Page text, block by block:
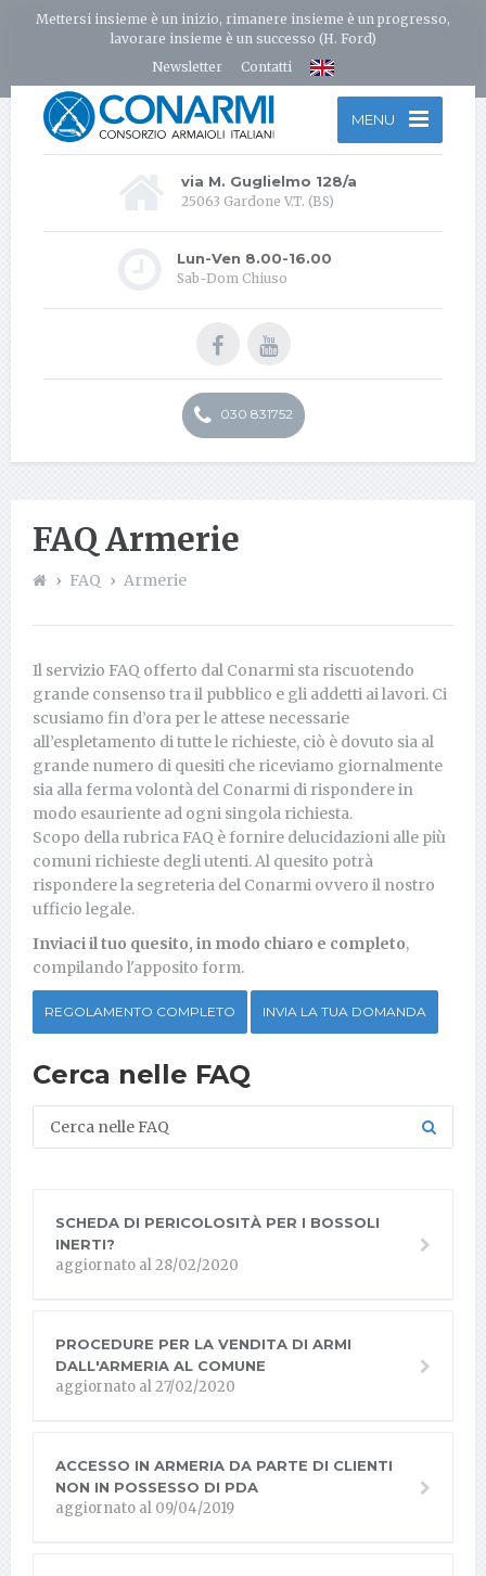
Mettersi insieme è un inizio, rimanere insieme è un progresso,
lavorare insieme è un successo (H. Ford)
Newsletter
Contatti
MENU
via M. Guglielmo 128/a
25063 Gardone V.T. (BS)
Lun-Ven 8.00-16.00
Sab-Dom Chiuso
030 831752
FAQ Armerie
FAQ Armerie
Il servizio FAQ offerto dal Conarmi sta riscuotendo
grande consenso tra il pubblico e gli addetti ai lavori. Ci
scusiamo fin d’ora per le attese necessarie
all’espletamento di tutte le richieste, ciò è dovuto sia al
grande numero di quesiti che riceviamo giornalmente
sia alla ferma volontà del Conarmi di rispondere in
modo esauriente ad ogni singola richiesta.
Scopo della rubrica FAQ è fornire delucidazioni alle più
comuni richieste degli utenti. Al quesito potrà
rispondere la segreteria del Conarmi ovvero il nostro
ufficio legale.
Inviaci il tuo quesito, in modo chiaro e completo,
compilando l'apposito form.
REGOLAMENTO COMPLETO INVIA LA TUA DOMANDA
Cerca nelle FAQ
SCHEDA DI PERICOLOSITÀ PER I BOSSOLI
INERTI?
aggiornato al 28/02/2020
PROCEDURE PER LA VENDITA DI ARMI
DALL'ARMERIA AL COMUNE
aggiornato al 27/02/2020
ACCESSO IN ARMERIA DA PARTE DI CLIENTI
NON IN POSSESSO DI PDA
aggiornato al 09/04/2019